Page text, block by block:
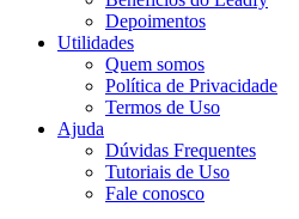
Depoimentos
Utilidades
Quem somos
Política de Privacidade
Termos de Uso
Ajuda
Dúvidas Frequentes
Tutoriais de Uso
Fale conosco